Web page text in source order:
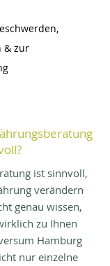
wir an. Wir
Lösungen
wird.
& zur
ist sinnvoll,
verändern
genau wissen,
zu Ihnen
Hamburg
nur einzelne